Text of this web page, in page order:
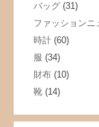
バッグ(31)
ファッションニ
時計(60)
服 (34)
財布(10)
靴(14)